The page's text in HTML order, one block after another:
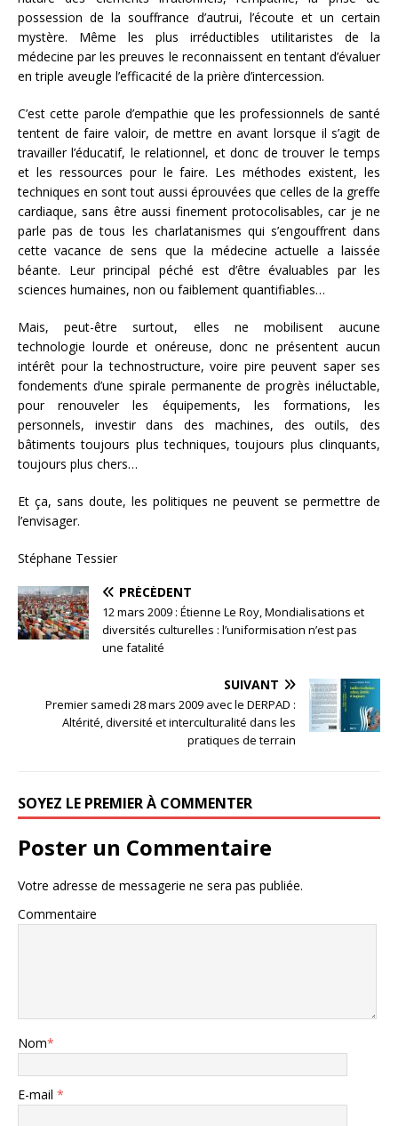
possession de la souffrance d’autrui, l’écoute et un certain
mystère. Même les plus irréductibles utilitaristes de la
médecine par les preuves le reconnaissent en tentant d’évaluer
en triple aveugle l’efficacité de la prière d’intercession.
C’est cette parole d’empathie que les professionnels de santé
tentent de faire valoir, de mettre en avant lorsque il s’agit de
travailler l’éducatif, le relationnel, et donc de trouver le temps
et les ressources pour le faire. Les méthodes existent, les
techniques en sont tout aussi éprouvées que celles de la greffe
cardiaque, sans être aussi finement protocolisables, car je ne
parle pas de tous les charlatanismes qui s’engouffrent dans
cette vacance de sens que la médecine actuelle a laissée
béante. Leur principal péché est d’être évaluables par les
sciences humaines, non ou faiblement quantifiables…
Mais, peut-être surtout, elles ne mobilisent aucune
technologie lourde et onéreuse, donc ne présentent aucun
intérêt pour la technostructure, voire pire peuvent saper ses
fondements d’une spirale permanente de progrès inéluctable,
pour renouveler les équipements, les formations, les
personnels, investir dans des machines, des outils, des
bâtiments toujours plus techniques, toujours plus clinquants,
toujours plus chers…
Et ça, sans doute, les politiques ne peuvent se permettre de
l’envisager.
Stéphane Tessier
PRÉCÉDENT
12 mars 2009 : Étienne Le Roy, Mondialisations et
diversités culturelles : l’uniformisation n’est pas
une fatalité
SUIVANT
Premier samedi 28 mars 2009 avec le DERPAD :
Altérité, diversité et interculturalité dans les
pratiques de terrain
SOYEZ LE PREMIER À COMMENTER
Poster un Commentaire
Votre adresse de messagerie ne sera pas publiée.
Commentaire
Nom*
E-mail *